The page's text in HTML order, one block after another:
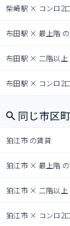
柴崎駅 × コンロ2
布田駅 × 最上階
布田駅 × 二階以上
布田駅 × コンロ2
同じ市区
狛江市 の賃貸
狛江市 × 最上階
狛江市 × 二階以上
狛江市 × コンロ2